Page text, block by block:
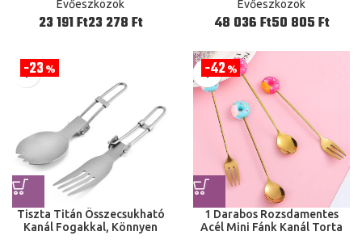
Készlet Konyha Tools
Evőeszközök
Ft Ft
Evőeszközök
Ft Ft
23%
Tiszta Titán Összecsukható
Kanál Fogakkal, Könnyen
42%
1 Darabos Rozsdamentes
Acél Mini Fánk Kanál Torta